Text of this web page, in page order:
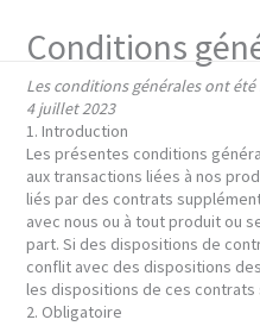
contenuConditions
Les conditions générales ont
4 juillet 2023
1. Introduction
Les présentes conditions
aux transactions liées à nos
liés par des contrats
avec nous ou à tout produit ou
part. Si des dispositions de
conflit avec des dispositions
les dispositions de ces
2. Obligatoire